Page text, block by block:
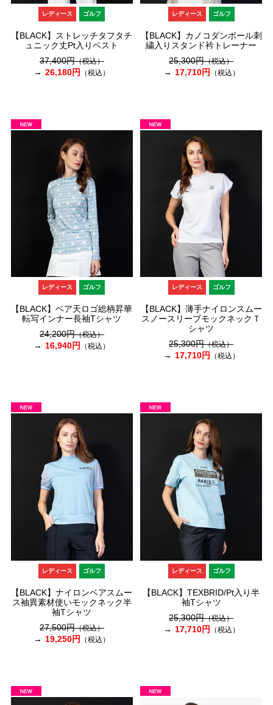
レディース ゴルフ
【BLACK】ストレッチタフタチ
ュニック丈Pt入りベスト
37,400円（税込）
26,180円 （税込）
レディース ゴルフ
【BLACK】カノコダンボール刺
繍入りスタンド衿トレーナー
25,300円（税込）
17,710円 （税込）
レディース ゴルフ
【BLACK】ベア天ロゴ総柄昇華
転写インナー長袖Tシャツ
24,200円（税込）
16,940円 （税込）
レディース ゴルフ
【BLACK】薄手ナイロンスムー
スノースリーブモックネックＴ
シャツ
25,300円（税込）
17,710円 （税込）
レディース ゴルフ
【BLACK】ナイロンベアスムー
ス袖異素材使いモックネック半
袖Tシャツ
27,500円（税込）
19,250円 （税込）
レディース ゴルフ
【BLACK】TEXBRID/Pt入り半
袖Tシャツ
25,300円（税込）
17,710円 （税込）